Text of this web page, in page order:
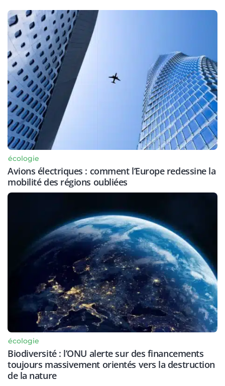
écologie
Avions électriques : comment l’Europe redessine la
mobilité des régions oubliées
écologie
Biodiversité : l’ONU alerte sur des financements
toujours massivement orientés vers la destruction
de la nature